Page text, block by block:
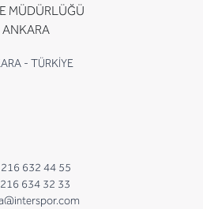
MÜDÜRLÜĞÜ
ANKARA
- TÜRKİYE
216 632 44 55
216 634 32 33